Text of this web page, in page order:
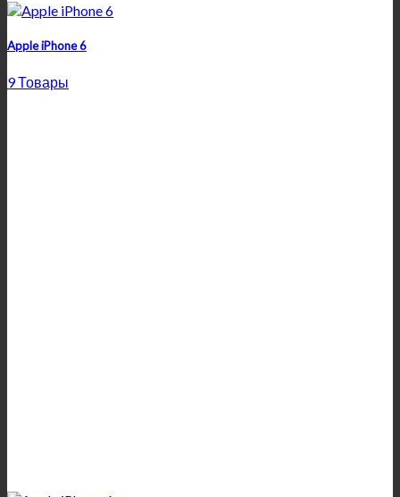
Apple iPhone 6
9 Товары